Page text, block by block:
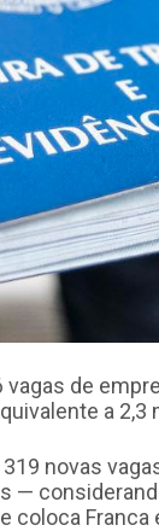
vagas de
a 2,3
novas
—
coloca Franca